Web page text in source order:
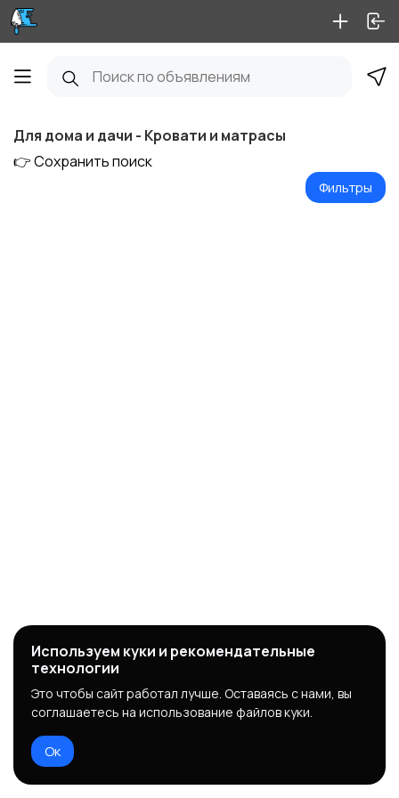
Для дома и дачи - Кровати и матрасы
👉 Сохранить поиск
Фильтры
Используем куки и рекомендательные
технологии
Это чтобы сайт работал лучше. Оставаясь с нами, вы
соглашаетесь на использование файлов куки.
Ок